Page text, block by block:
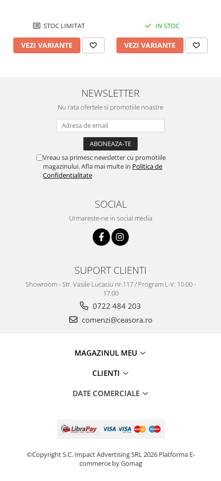
STOC LIMITAT
VEZI VARIANTE
IN STOC
VEZI VARIANTE
NEWSLETTER
Nu rata ofertele si promotiile noastre
Vreau sa primesc newsletter cu promotiile
magazinului. Afla mai multe in Politica de
Confidentialitate
SOCIAL
Urmareste-ne in social media
SUPORT CLIENTI
Showroom - Str. Vasile Lucaciu nr.117 / Program L-V: 10.00 -
17.00
0722 484 203
comenzi@ceasora.ro
MAGAZINUL MEU
CLIENTI
DATE COMERCIALE
©Copyright S.C. Impact Advertising SRL 2026 Platforma E-
commerce by Gomag